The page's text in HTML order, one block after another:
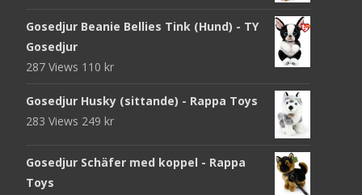
Gosedjur Beanie Bellies Tink (Hund) - TY
Gosedjur
287 Views 110 kr
Gosedjur Husky (sittande) - Rappa Toys
283 Views 249 kr
Gosedjur Schäfer med koppel - Rappa
Toys